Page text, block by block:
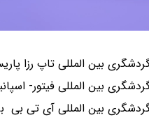
بین المللی تاپ رزا پاریس – فرانسه ۱۷ الی ۲۰
فیتور- اسپانیا ۱۹ الی ۲۳ ماه می ۲۰۲۱ – ۲۹ اردیبهشت الی ۲
بین المللی آی تی بی برلین – آلمان ۱۰ الی ۱۴